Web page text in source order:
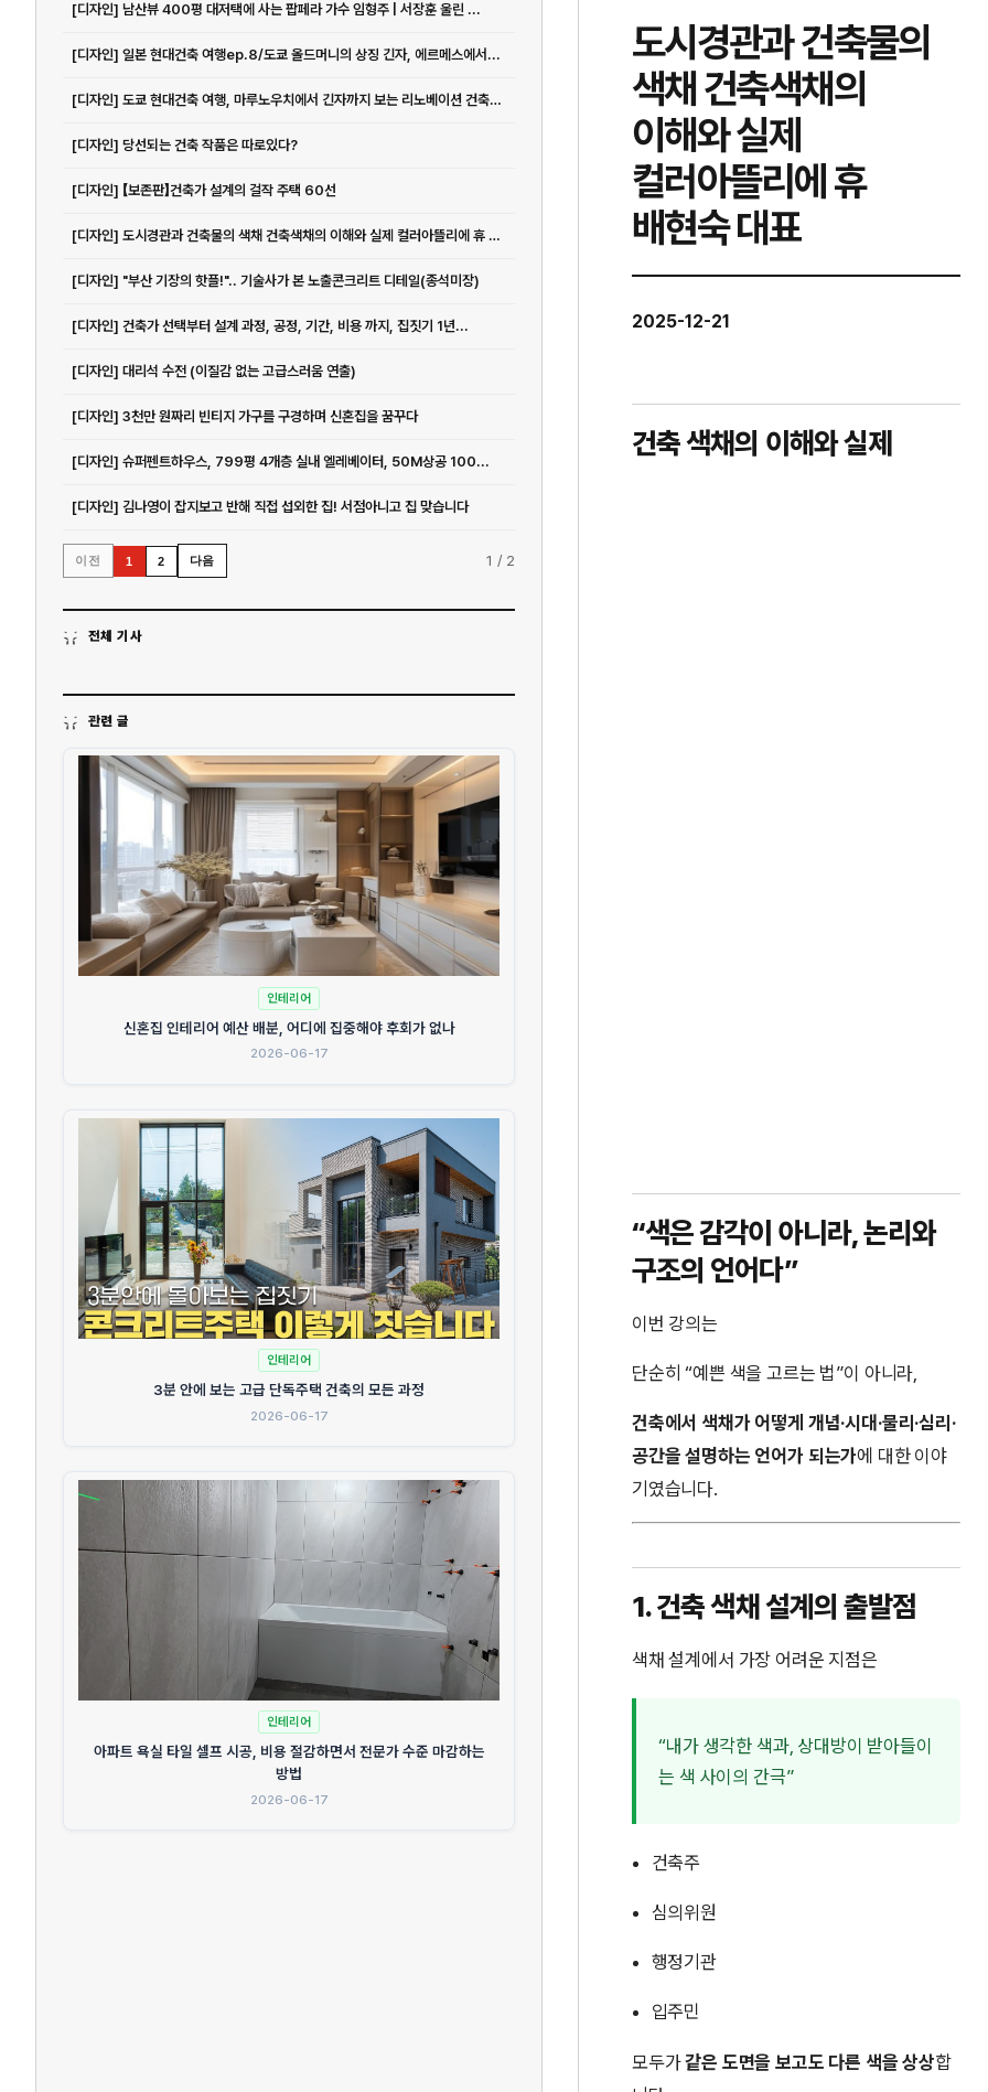
[디자인] 남산뷰 400평 대저택에 사는 팝페라 가수 임형주 | 서장훈 울린 ...
[디자인] 일본 현대건축 여행ep.8/도쿄 올드머니의 상징 긴자, 에르메스에서...
[디자인] 도쿄 현대건축 여행, 마루노우치에서 긴자까지 보는 리노베이션 건축의 스케일
[디자인] 당선되는 건축 작품은 따로있다?
[디자인] 【보존판】건축가 설계의 걸작 주택 60선
[디자인] 도시경관과 건축물의 색채 건축색채의 이해와 실제 컬러아뜰리에 휴 배현숙 대표
[디자인] "부산 기장의 핫플!".. 기술사가 본 노출콘크리트 디테일(종석미장)
[디자인] 건축가 선택부터 설계 과정, 공정, 기간, 비용 까지, 집짓기 1년...
[디자인] 대리석 수전 (이질감 없는 고급스러움 연출)
[디자인] 3천만 원짜리 빈티지 가구를 구경하며 신혼집을 꿈꾸다
[디자인] 슈퍼펜트하우스, 799평 4개층 실내 엘레베이터, 50M상공 100...
[디자인] 김나영이 잡지보고 반해 직접 섭외한 집! 서점아니고 집 맞습니다
이전 1 2 다음 1 / 2
전체 기사
관련 글
인테리어
신혼집 인테리어 예산 배분, 어디에 집중해야 후회가 없나
2026-06-17
인테리어
3분 안에 보는 고급 단독주택 건축의 모든 과정
2026-06-17
인테리어
아파트 욕실 타일 셀프 시공, 비용 절감하면서 전문가 수준 마감하는
방법
2026-06-17
도시경관과 건축물의
색채 건축색채의
이해와 실제
컬러아뜰리에 휴
배현숙 대표
2025-12-21
건축 색채의 이해와 실제
“색은 감각이 아니라, 논리와
구조의 언어다”
이번 강의는
단순히 “예쁜 색을 고르는 법”이 아니라,
건축에서 색채가 어떻게 개념·시대·물리·심리·
공간을 설명하는 언어가 되는가에 대한 이야
기였습니다.
1. 건축 색채 설계의 출발점
색채 설계에서 가장 어려운 지점은
“내가 생각한 색과, 상대방이 받아들이
는 색 사이의 간극”
건축주
심의위원
행정기관
입주민
모두가같은 도면을 보고도 다른 색을 상상합